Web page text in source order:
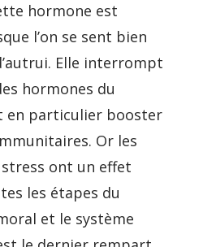
hormone est
l’on se sent bien
Elle interrompt
hormones du
en particulier booster
Or les
ont un effet
les étapes du
et le système